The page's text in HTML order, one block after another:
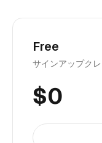
Free
サインアップク
$0